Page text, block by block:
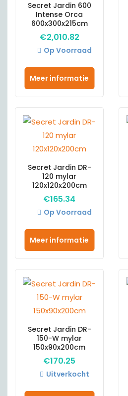
Secret Jardin 600
Intense Orca
600x300x215cm
€2,010.82
Meer informatie
Op Voorraad
Secret Jardin DR-
120 mylar
120x120x200cm
€165.34
Meer informatie
Op Voorraad
Secret Jardin DR-
150-W mylar
150x90x200cm
€170.25
Uitverkocht